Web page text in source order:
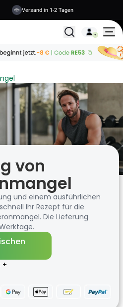
Sichere Informationen
Alle
von
und einem ausführlichen
Ihr Rezept für die
Die Lieferung
+